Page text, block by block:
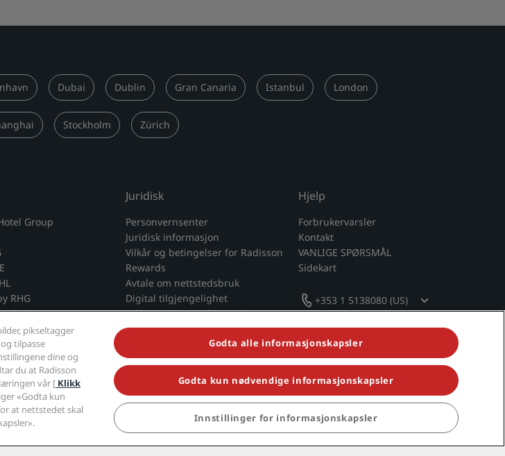
Dubai Dublin Gran Canaria Istanbul London
Stockholm Zürich
Group
RHG
Juridisk
Personvernsenter
Juridisk informasjon
Vilkår og betingelser for Radisson
Rewards
Avtale om nettstedsbruk
Digital tilgjengelighet
Erklæring om moderne slaveri
Redegjørelse om våre
aktsomhetsvuderinger
Hjelp
Forbrukervarsler
Kontakt
VANLIGE SPØRSMÅL
Sidekart
+353 1 5138080 (US)
glipp av de mest
pikseltagger
tilpasse
dine og
du at Radisson
vår [ Klikk
«Godta kun
at nettstedet skal
Godta alle informasjonskapsler
Godta kun nødvendige informasjonskapsler
Innstillinger for informasjonskapsler